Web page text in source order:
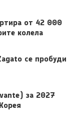
от 42 000
колела
се пробуди
за 2027